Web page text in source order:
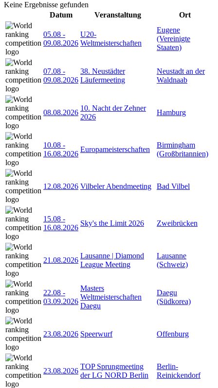
Keine Ergebnisse gefunden
Datum
Veranstaltung Ort
05.08 -
09.08.2026
U20-
Weltmeisterschaften
Eugene
(Vereinigte
Staaten)
07.08 -
09.08.2026
38. Neustädter
Läufermeeting
Neustadt an der
Waldnaab
08.08.2026
10. Nacht der Zehner
2026
Hamburg
10.08 -
16.08.2026
Europameisterschaften
Birmingham
(Großbritannien)
12.08.2026 Vilbeler Abendmeeting Bad Vilbel
15.08 -
16.08.2026
Sky's the Limit 2026 Zweibrücken
21.08.2026
Lausanne | Diamond
League Meeting
Lausanne
(Schweiz)
22.08 -
03.09.2026
Masters
Weltmeisterschaften
Daegu
Daegu
(Südkorea)
23.08.2026 Speerwurf Offenburg
23.08.2026
TOP Sprungmeeting
der LG NORD Berlin
Berlin-
Reinickendorf